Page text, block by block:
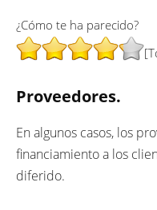
¿Cómo te ha parecido?
Proveedores.
En algunos casos, los
financiamiento a los
diferido.